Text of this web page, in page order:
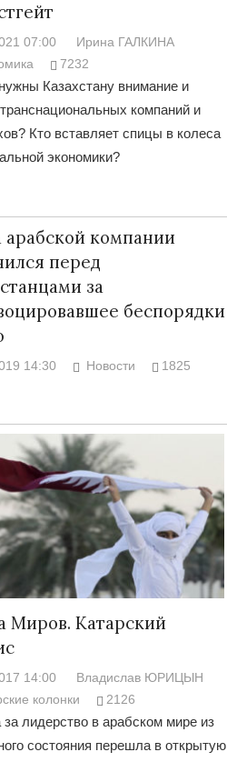
07:00
Ирина ГАЛКИНА
7232
Казахстану внимание и
компаний и
Кто вставляет спицы в колеса
экономики?
арабской компании
перед
за
беспорядки
14:30 Новости 1825
Миров. Катарский
14:00
Владислав ЮРИЦЫН
колонки
2126
за лидерство в арабском мире из
состояния перешла в открытую